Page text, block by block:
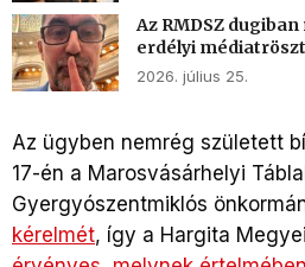
Az RMDSZ
erdélyi
2026. július 25.
Az ügyben nemrég született
17-én a Marosvásárhelyi
Gyergyószentmiklós
kérelmét, így a Hargita